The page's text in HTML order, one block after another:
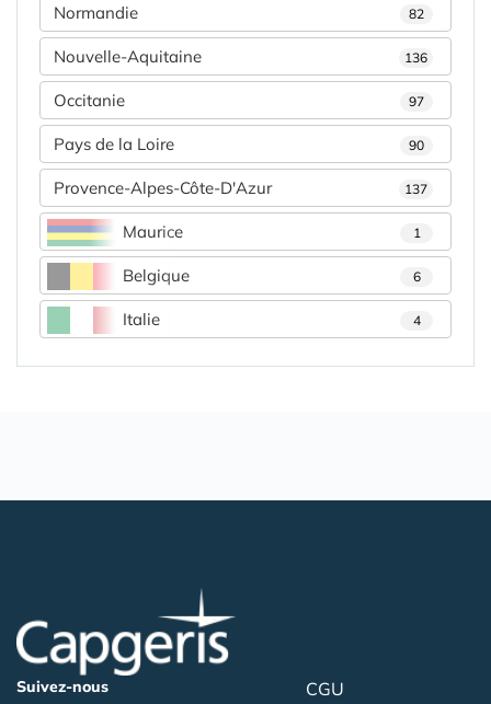
Normandie 82
Nouvelle-Aquitaine 136
Occitanie 97
Pays de la Loire 90
Provence-Alpes-Côte-D'Azur 137
Maurice 1
Belgique 6
Italie 4
Suivez-nous
CGU